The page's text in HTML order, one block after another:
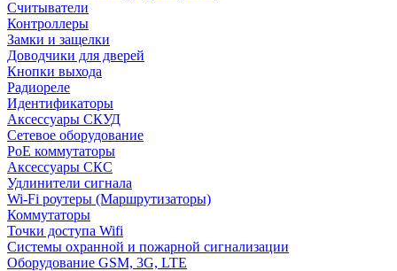
Считыватели
Контроллеры
Замки и защелки
Доводчики для дверей
Кнопки выхода
Радиореле
Идентификаторы
Аксессуары СКУД
Сетевое оборудование
PoE коммутаторы
Аксессуары СКС
Удлинители сигнала
Wi-Fi роутеры (Маршрутизаторы)
Коммутаторы
Точки доступа Wifi
Системы охранной и пожарной сигнализации
Оборудование GSM, 3G, LTE